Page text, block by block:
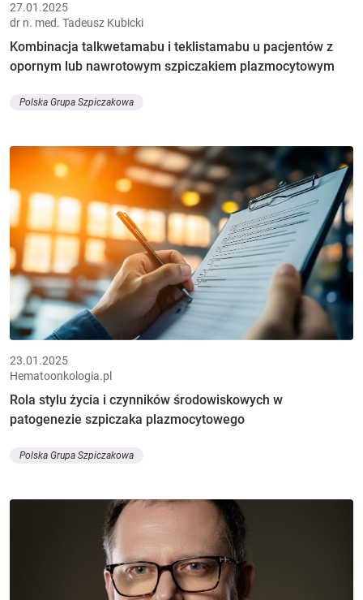
27.01.2025
dr n. med. Tadeusz Kubicki
Kombinacja talkwetamabu i teklistamabu u pacjentów z
opornym lub nawrotowym szpiczakiem plazmocytowym
Polska Grupa Szpiczakowa
23.01.2025
Hematoonkologia.pl
Rola stylu życia i czynników środowiskowych w
patogenezie szpiczaka plazmocytowego
Polska Grupa Szpiczakowa